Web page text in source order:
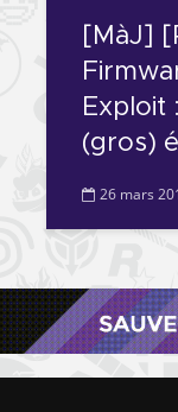
[MàJ]
Exploit
(gros)
26 mars